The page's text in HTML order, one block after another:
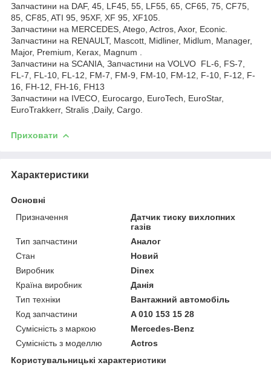
Запчастини на DAF, 45, LF45, 55, LF55, 65, CF65, 75, CF75,
85, CF85, ATI 95, 95XF, XF 95, XF105.
Запчастини на MERCEDES, Atego, Actros, Axor, Econic.
Запчастини на RENAULT, Mascott, Midliner, Midlum, Manager,
Major, Premium, Kerax, Magnum .
Запчастини на SCANIA, Запчастини на VOLVO FL-6, FS-7,
FL-7, FL-10, FL-12, FM-7, FM-9, FM-10, FM-12, F-10, F-12, F-
16, FH-12, FH-16, FH13
Запчастини на IVECO, Eurocargo, EuroTech, EuroStar,
EuroTrakkerr, Stralis ,Daily, Cargo.
Приховати
Характеристики
Основні
Призначення
Датчик тиску вихлопних
газів
Тип запчастини
Аналог
Стан
Новий
Виробник
Dinex
Країна виробник
Данія
Тип техніки
Вантажний автомобіль
Код запчастини
A 010 153 15 28
Сумісність з маркою
Mercedes-Benz
Сумісність з моделлю
Actros
Користувальницькі характеристики